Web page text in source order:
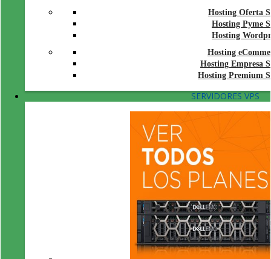
Hosting Oferta
Hosting Pyme
Hosting
Hosting
Hosting Empresa
Hosting Premium
SERVIDORES VPS